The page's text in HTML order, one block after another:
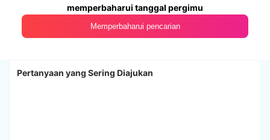
memperbaharui tanggal pergimu
Memperbaharui pencarian
Pertanyaan yang Sering Diajukan